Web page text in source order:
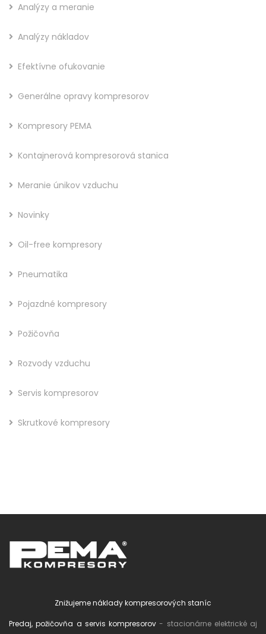
Analýzy a meranie
Analýzy nákladov
Efektívne ofukovanie
Generálne opravy kompresorov
Kompresory PEMA
Kontajnerová kompresorová stanica
Meranie únikov vzduchu
Novinky
Oil-free kompresory
Pneumatika
Pojazdné kompresory
Požičovňa
Rozvody vzduchu
Servis kompresorov
Skrutkové kompresory
Znižujeme náklady kompresorových staníc
Predaj, požičovňa a servis kompresorov - stacionárne elektrické aj